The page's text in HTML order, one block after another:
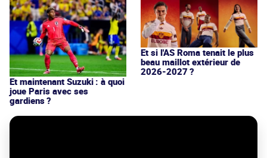
Et maintenant Suzuki : à quoi
joue Paris avec ses
gardiens ?
Et si l'AS Roma tenait le plus
beau maillot extérieur de
2026-2027 ?